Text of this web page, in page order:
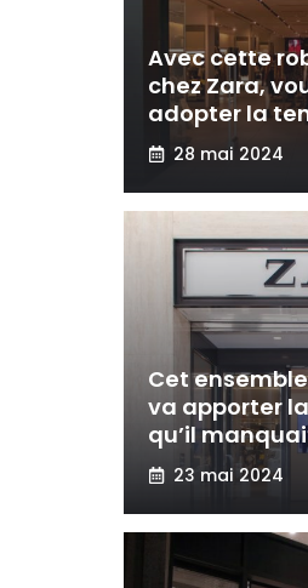
Avec cette
chez Zara,
adopter la
28 mai 2024
Cet
va apporter
qu’il
23 mai 2024